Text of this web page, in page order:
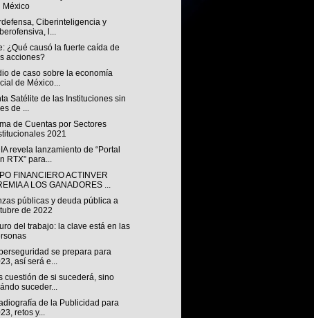
México
Ciberinteligencia y
l...
¿Qué causó la fuerte caída de
acciones?
de caso sobre la economía
de México...
Satélite de las Instituciones sin
de ...
de Cuentas por Sectores
2021
revela lanzamiento de “Portal
RTX” para...
FINANCIERO ACTINVER
A LOS GANADORES ...
públicas y deuda pública a
de 2022
del trabajo: la clave está en las
se prepara para
así será e...
cuestión de si sucederá, sino
suceder...
de la Publicidad para
retos y...